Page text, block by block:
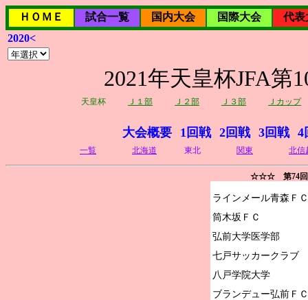
ＨＯＭＥ 試合一覧 国内大会 国際大会
代表
2020<
2021年天皇杯JFA第
天皇杯 Ｊ１部 Ｊ２部 Ｊ３部 Ｊカップ
大会概要 1回戦 2回戦 3回戦 4
一覧 北海道 東北 関東 北信
☆☆☆ 第74回
ラインメール青森ＦＣ
筒木坂ＦＣ
弘前大学医学部
七戸サッカークラブ
八戸学院大学
ブランデュー弘前ＦＣ